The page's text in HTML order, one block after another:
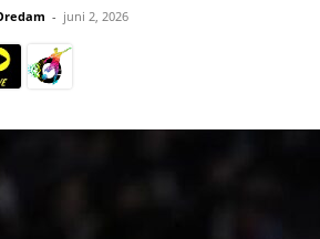
- juni 2, 2026